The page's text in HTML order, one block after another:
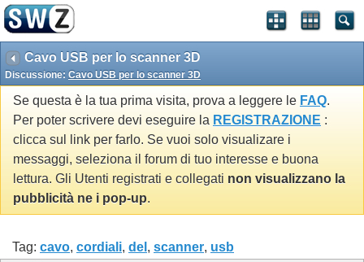
Cavo USB per lo scanner 3D
Discussione: Cavo USB per lo scanner 3D
Se questa è la tua prima visita, prova a leggere le FAQ.
Per poter scrivere devi eseguire la REGISTRAZIONE :
clicca sul link per farlo. Se vuoi solo visualizare i
messaggi, seleziona il forum di tuo interesse e buona
lettura. Gli Utenti registrati e collegati non visualizzano la
pubblicità ne i pop-up.
Tag: cavo, cordiali, del , scanner, usb